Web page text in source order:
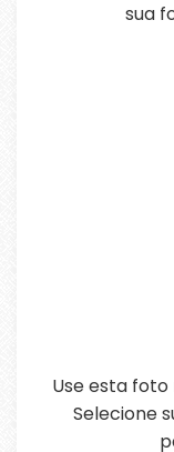
sua
Use esta
Selecione